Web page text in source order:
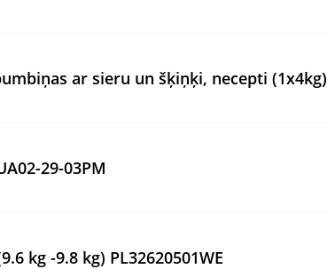
ar sieru un šķiņķi, necepti (1x4kg)
29-03PM
kg -9.8 kg) PL32620501WE